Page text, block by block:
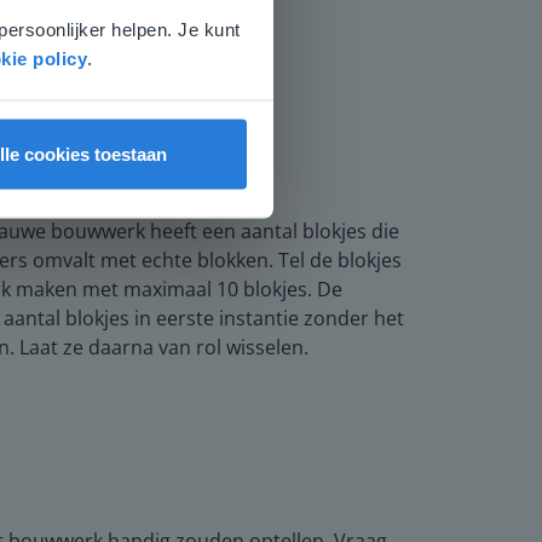
helpen. Je kunt
policy.
cookies toestaan
bouwwerk heeft een aantal blokjes die
omvalt met echte blokken. Tel de blokjes
maken met maximaal 10 blokjes. De
blokjes in eerste instantie zonder het
Laat ze daarna van rol wisselen.